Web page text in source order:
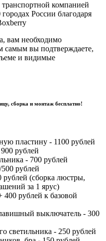
компанией
России благодаря
вам необходимо
самым вы подтверждаете,
и видимые
сборка и монтаж бесплатно!
пластину - 1100 рублей
рублей
- 700 рублей
рублей
рублей (сборка люстры,
за 1 ярус)
рублей к базовой
выключатель - 300
светильника - 250 рублей